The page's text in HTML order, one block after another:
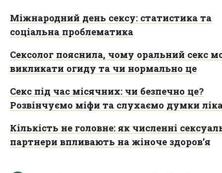
Міжнародний день сексу: статистика та
соціальна проблематика
Сексолог пояснила, чому оральний секс
викликати огиду та чи нормально це
Секс під час місячних: чи безпечно це?
Розвінчуємо міфи та слухаємо думки
Кількість не головне: як численні
партнери впливають на жіноче здоров’я